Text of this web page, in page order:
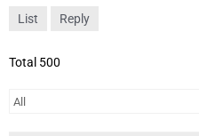
List Reply
Total 500